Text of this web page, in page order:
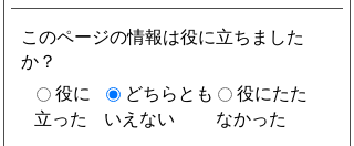
このページの情報は役に立ちました
か？
役に
立った
どちらとも
いえない
役にたた
なかった